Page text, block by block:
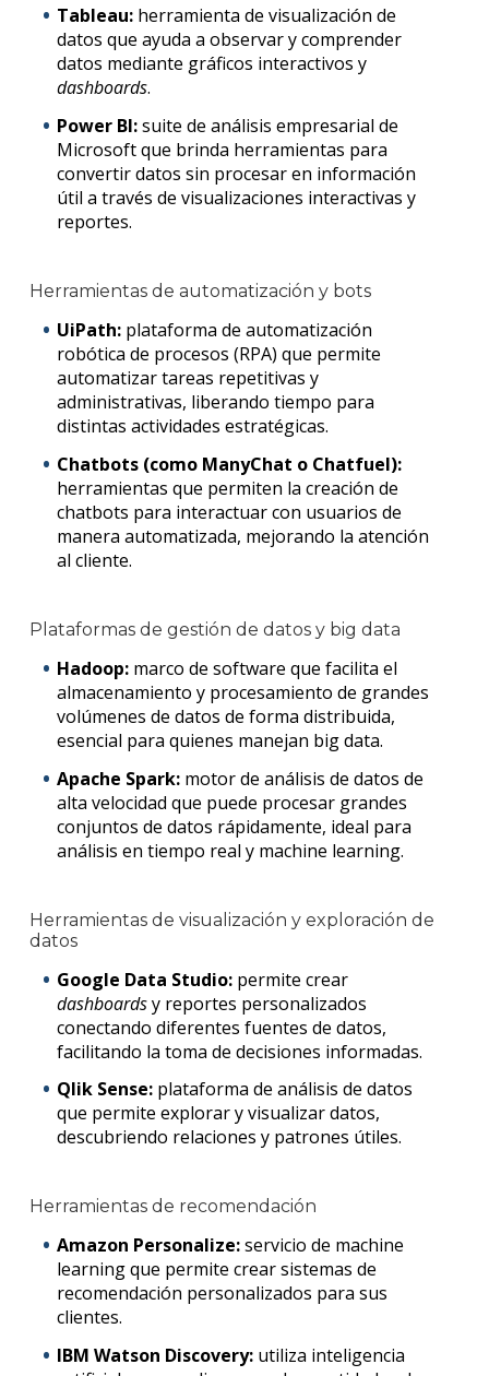
Tableau:herramienta de visualización de
datos que ayuda a observar y comprender
datos mediante gráficos interactivos y
dashboards.
Power BI:suite de análisis empresarial de
Microsoft que brinda herramientas para
convertir datos sin procesar en información
útil a través de visualizaciones interactivas y
reportes.
Herramientas de automatización y bots
UiPath:plataforma de automatización
robótica de procesos (RPA) que permite
automatizar tareas repetitivas y
administrativas, liberando tiempo para
distintas actividades estratégicas.
Chatbots (como ManyChat o Chatfuel):
herramientas que permiten la creación de
chatbots para interactuar con usuarios de
manera automatizada, mejorando la atención
al cliente.
Plataformas de gestión de datos y big data
Hadoop:marco de software que facilita el
almacenamiento y procesamiento de grandes
volúmenes de datos de forma distribuida,
esencial para quienes manejan big data.
Apache Spark:motor de análisis de datos de
alta velocidad que puede procesar grandes
conjuntos de datos rápidamente, ideal para
análisis en tiempo real y machine learning.
Herramientas de visualización y exploración de
datos
Google Data Studio:permite crear
dashboardsy reportes personalizados
conectando diferentes fuentes de datos,
facilitando la toma de decisiones informadas.
Qlik Sense:plataforma de análisis de datos
que permite explorar y visualizar datos,
descubriendo relaciones y patrones útiles.
Herramientas de recomendación
Amazon Personalize:servicio de machine
learningque permite crear sistemas de
recomendación personalizados para sus
clientes.
IBM Watson Discovery:utiliza inteligencia